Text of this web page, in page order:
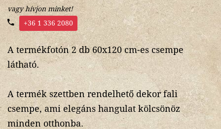
vagy hívjon minket!
+36 1 336 2080
A termékfotón 2 db 60x120 cm-es csempe
látható.
A termék szettben rendelhető dekor fali
csempe, ami elegáns hangulat kölcsönöz
minden otthonba.